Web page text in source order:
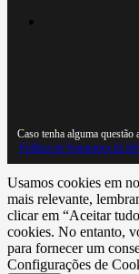
Caso tenha alguma questão
Política de Segurança da
Usamos cookies em
mais relevante,
clicar em “Aceitar
cookies. No entanto,
para fornecer um
Configurações de